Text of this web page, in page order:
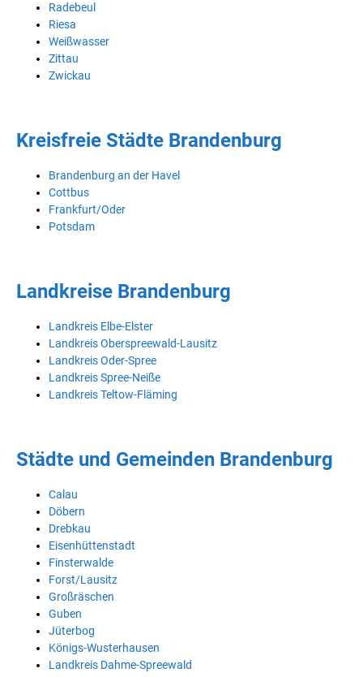
Radebeul
Riesa
Weißwasser
Zittau
Zwickau
Kreisfreie Städte Brandenburg
Brandenburg an der Havel
Cottbus
Frankfurt/Oder
Potsdam
Landkreise Brandenburg
Landkreis Elbe-Elster
Landkreis Oberspreewald-Lausitz
Landkreis Oder-Spree
Landkreis Spree-Neiße
Landkreis Teltow-Fläming
Städte und Gemeinden Brandenburg
Calau
Döbern
Drebkau
Eisenhüttenstadt
Finsterwalde
Forst/Lausitz
Großräschen
Guben
Jüterbog
Königs-Wusterhausen
Landkreis Dahme-Spreewald